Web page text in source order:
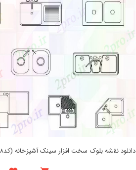
دانلود نقشه بلوک سخت افزار سینک آشپزخانه (کد48588)